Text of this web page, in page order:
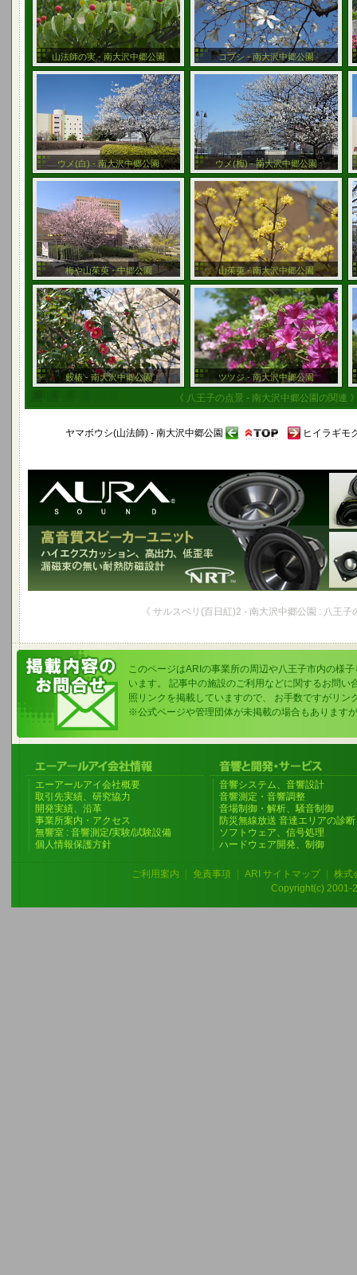
山法師の実 - 南大沢中郷公園 コブシ - 南大沢中郷公園
ウメ(白) - 南大沢中郷公園 ウメ(梅) - 南大沢中郷公園
梅や山茱萸 - 中郷公園 山茱萸 - 南大沢中郷公園
藪椿 - 南大沢中郷公園 ツツジ - 南大沢中郷公園
《 八王子の点景 - 南大沢中郷公園の関連
ヤマボウシ(山法師) - 南大沢中郷公園 ヒイラギモ
《 サルスベリ(百日紅)2 - 南大沢中郷公園 : 八王子
このページはARIの事業所の周辺や八王子市内の様
います。 記事中の施設のご利用などに関するお問い
照リンクを掲載していますので、 お手数ですがリン
※公式ページや管理団体が未掲載の場合もあります
エーアールアイ会社概要
取引先実績、研究協力
開発実績、沿革
事業所案内・アクセス
無響室 : 音響測定/実験/試験設備
個人情報保護方針
音響システム、音響設計
音響測定・音響調整
音場制御・解析、騒音制御
防災無線放送 音達エリアの診断
ソフトウェア、信号処理
ハードウェア開発、制御
ご利用案内 免責事項 ARI サイトマップ
株式
Copyright(c) 2001-